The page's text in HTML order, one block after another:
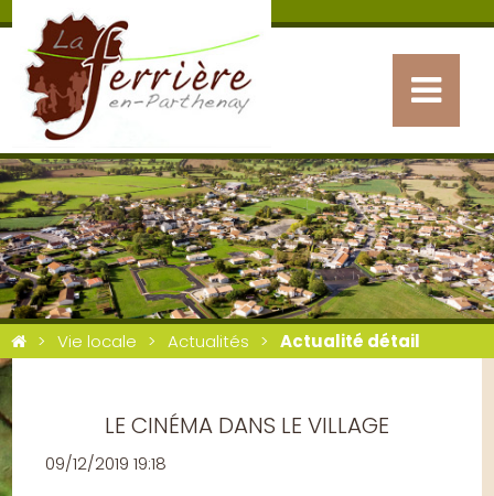
Vie locale Actualités Actualité détail
LE CINÉMA DANS LE VILLAGE
09/12/2019 19:18